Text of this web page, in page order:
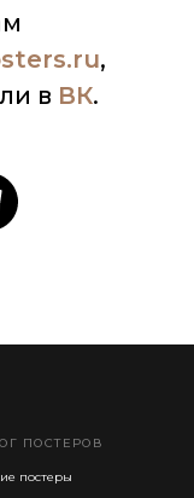
,
в ВК.
ПОСТЕРОВ
постеры